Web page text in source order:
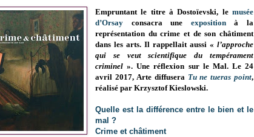
Empruntant le titre à Dostoïevski, le musée
d’Orsay consacra une expositionà la
représentation du crime et de son châtiment
dans les arts. Il rappellait aussi « l’approche
qui se veut scientifique du tempérament
criminel ». Une réflexion sur le Mal. Le 24
avril 2017, Arte diffusera Tu ne tueras point,
réalisé parKrzysztof Kieslowski.
Quelle est la différence entre le bien et le
mal ?
Crime et châtiment